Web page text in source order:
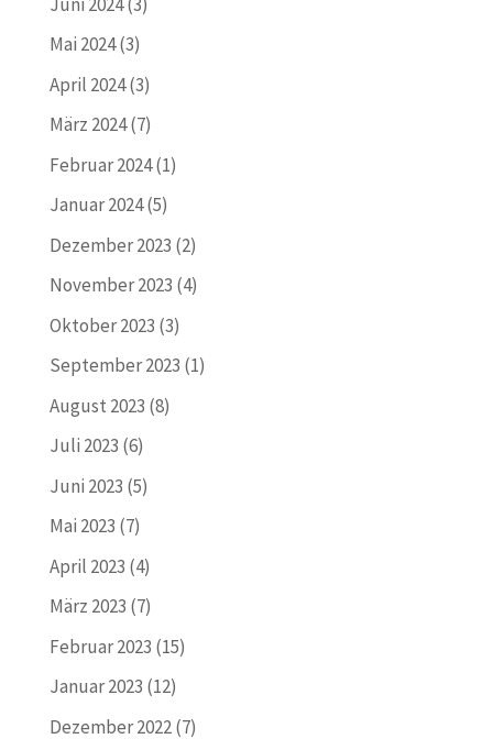
Mai 2024(3)
April 2024(3)
März 2024(7)
Februar 2024(1)
Januar 2024(5)
Dezember 2023 (2)
November 2023 (4)
Oktober 2023 (3)
September 2023 (1)
August 2023 (8)
Juli 2023 (6)
Juni 2023 (5)
Mai 2023 (7)
April 2023 (4)
März 2023 (7)
Februar 2023 (15)
Januar 2023 (12)
Dezember 2022(7)